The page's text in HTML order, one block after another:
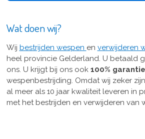
Wat doen wij?
Wij bestrijden wespen en verwijderen
heel provincie Gelderland. U betaald
ons. U krijgt bij ons ook 100% garantie
wespenbestrijding. Omdat wij zeker
al meer als 10 jaar kwaliteit leveren in
met het bestrijden en verwijderen van